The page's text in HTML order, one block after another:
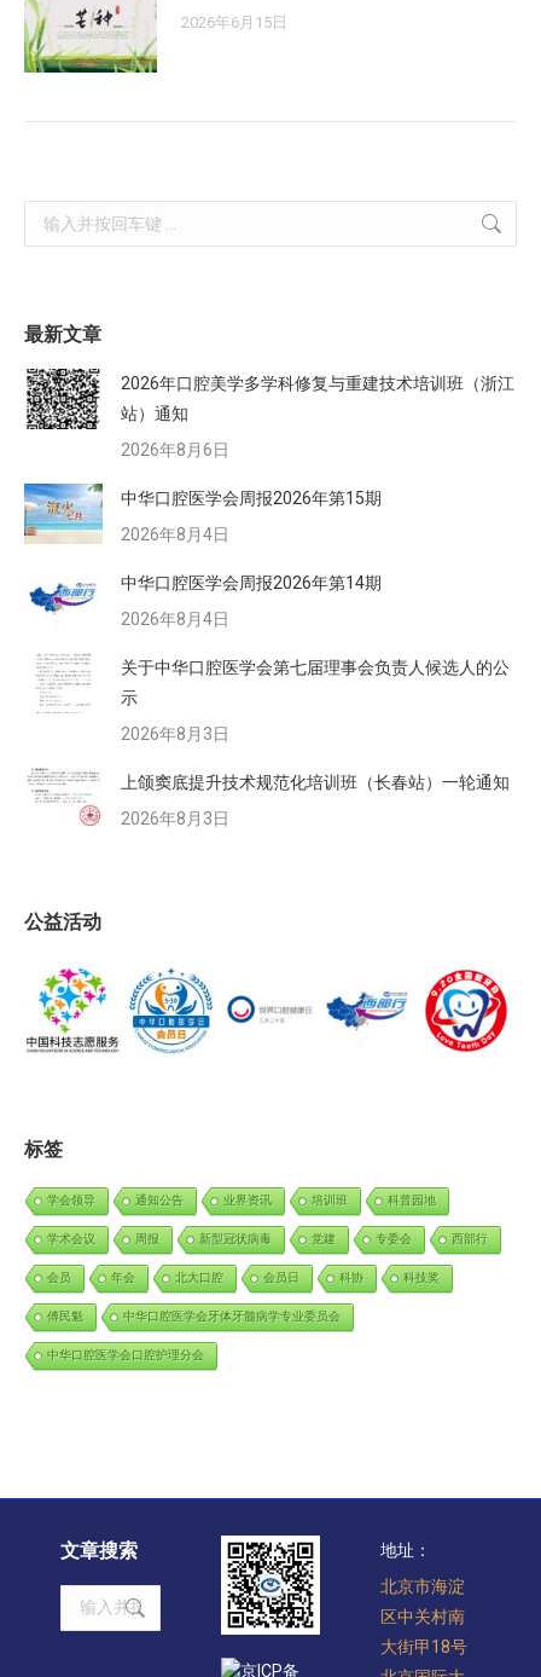
2026年6月15日
Search:
最新文章
2026年口腔美学多学科修复与重建技术培训班（浙江
站）通知
2026年8月6日
中华口腔医学会周报2026年第15期
2026年8月4日
中华口腔医学会周报2026年第14期
2026年8月4日
关于中华口腔医学会第七届理事会负责人候选人的公
示
2026年8月3日
上颌窦底提升技术规范化培训班（长春站）一轮通知
2026年8月3日
公益活动
标签
学会领导 通知公告 业界资讯 培训班 科普园地
学术会议 周报 新型冠状病毒 党建 专委会 西部行
会员 年会 北大口腔 会员日 科协 科技奖
傅民魁 中华口腔医学会牙体牙髓病学专业委员会
中华口腔医学会口腔护理分会
文章搜索
Search:
京ICP备
地址：
北京市海淀
区中关村南
大街甲18号